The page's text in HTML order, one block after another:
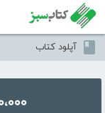
آپلود کتاب
۵۰،۰۰۰ کتاب در